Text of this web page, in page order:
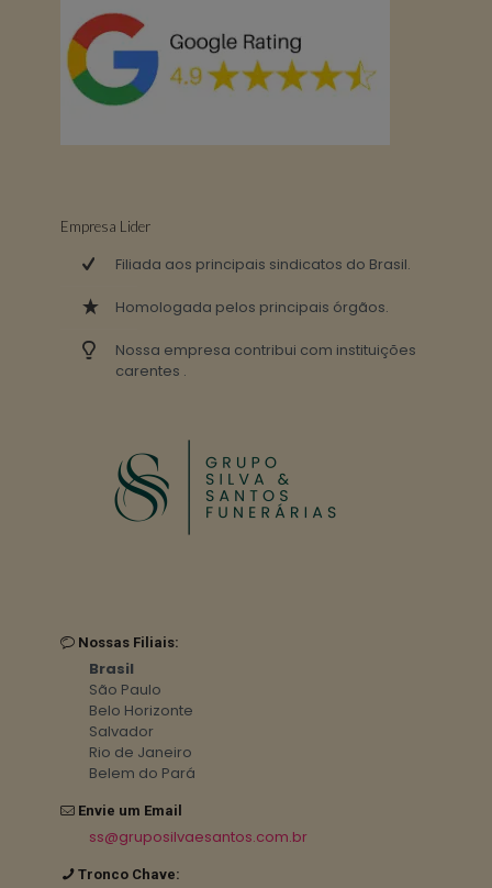
Empresa Lider
Filiada aos principais sindicatos do Brasil.
Homologada pelos principais órgãos.
Nossa empresa contribui com instituições
carentes .
Nossas Filiais:
Brasil
São Paulo
Belo Horizonte
Salvador
Rio de Janeiro
Belem do Pará
Envie um Email
ss@gruposilvaesantos.com.br
Tronco Chave: